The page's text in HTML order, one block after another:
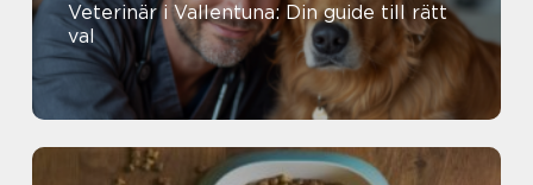
Veterinär i Vallentuna: Din guide till rätt
val